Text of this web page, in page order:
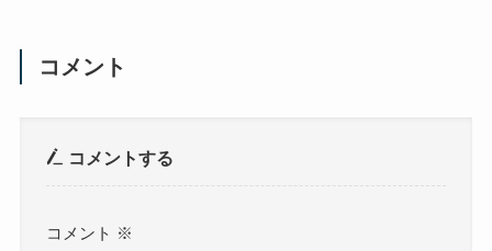
コメント
コメントする
コメント ※